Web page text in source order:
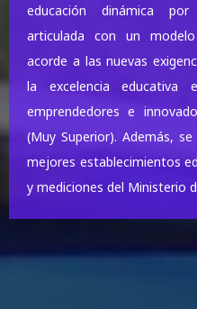
educación dinámica
articulada con un
acorde a las nuevas
la excelencia educativa
emprendedores e
(Muy Superior). Además,
mejores establecimientos
y mediciones del Ministerio